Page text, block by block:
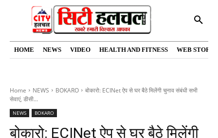
HOME NEWS VIDEO HEALTH AND FITNESS WEB
Home NEWS BOKARO
बोकारो: ECINet ऐप से घर बैठे मिलेंगी चुनाव संबंधी सभी
सेवाएं, डीसी...
NEWS BOKARO
बोकारो: ECINet ऐप से घर बैठे मिलेंगी